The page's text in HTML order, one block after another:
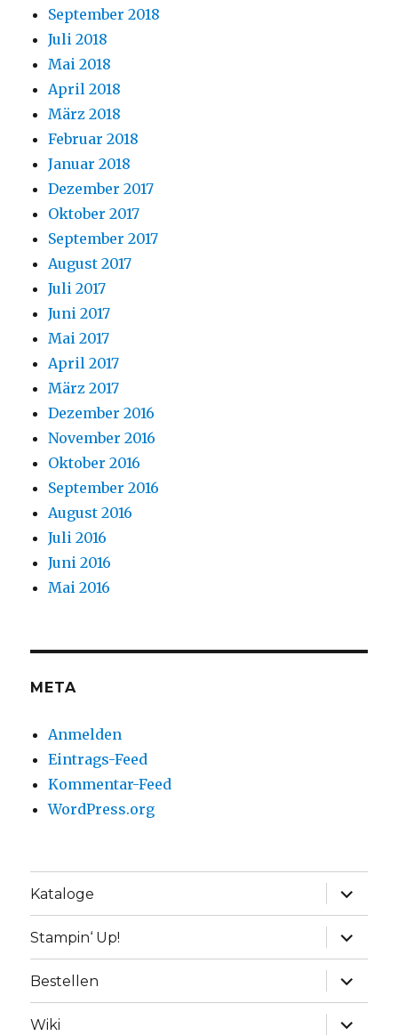
September 2018
Juli 2018
Mai 2018
April 2018
März 2018
Februar 2018
Januar 2018
Dezember 2017
Oktober 2017
September 2017
August 2017
Juli 2017
Juni 2017
Mai 2017
April 2017
März 2017
Dezember 2016
November 2016
Oktober 2016
September 2016
August 2016
Juli 2016
Juni 2016
Mai 2016
META
Anmelden
Eintrags-Feed
Kommentar-Feed
WordPress.org
Kataloge
Stampin‘ Up!
Bestellen
Wiki